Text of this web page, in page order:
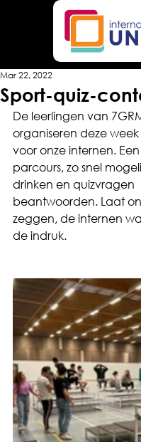
Sport-quiz-
Mar 22, 2022
De leerlingen van
organiseren deze
voor onze internen.
parcours, zo snel
drinken en quizvragen
beantwoorden. Laat
zeggen, de internen
de indruk.